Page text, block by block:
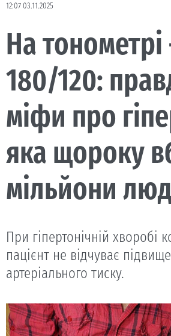
12:07 03.11.2025
На
180/120:
міфи про
яка щороку
мільйони
При гіпертонічній хворобі
пацієнт не відчуває
артеріального тиску.